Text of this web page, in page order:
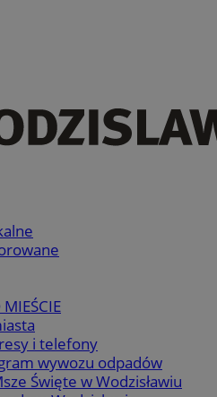
i telefony
wywozu odpadów
Święte w Wodzisławiu